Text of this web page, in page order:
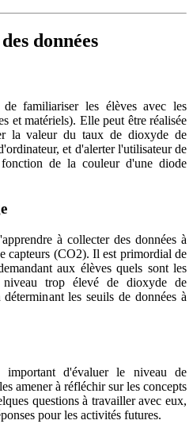
données
de familiariser les élèves avec les
et matériels). Elle peut être réalisée
la valeur du taux de dioxyde de
et d'alerter l'utilisateur de
de la couleur d'une diode
à collecter des données à
capteurs (CO2). Il est primordial de
aux élèves quels sont les
niveau trop élevé de dioxyde de
les seuils de données à
d'évaluer le niveau de
amener à réfléchir sur les concepts
questions à travailler avec eux,
pour les activités futures.